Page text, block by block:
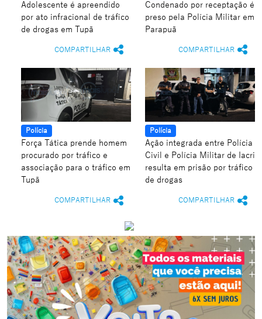
Adolescente é apreendido
por ato infracional de tráfico
de drogas em Tupã
COMPARTILHAR
Condenado por receptação é
preso pela Polícia Militar em
Parapuã
COMPARTILHAR
Polícia
Força Tática prende homem
procurado por tráfico e
associação para o tráfico em
Tupã
COMPARTILHAR
Polícia
Ação integrada entre Polícia
Civil e Polícia Militar de Iacri
resulta em prisão por tráfico
de drogas
COMPARTILHAR